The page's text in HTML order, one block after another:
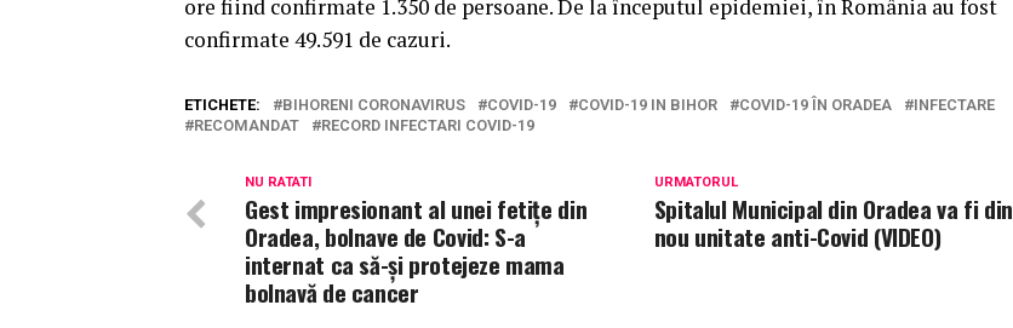
ore fiind confirmate 1.350 de persoane. De la începutul epidemiei, în România au fost
confirmate 49.591 de cazuri.
ETICHETE: BIHORENI CORONAVIRUS COVID-19 COVID-19 IN BIHOR COVID-19 ÎN ORADEA
INFECTARE
RECOMANDAT
RECORD INFECTARI COVID-19
URMATORUL
Spitalul Municipal din Oradea va fi din
nou unitate anti-Covid (VIDEO)
NU RATATI
Gest impresionant al unei fetițe din
Oradea, bolnave de Covid: S-a
internat ca să-și protejeze mama
bolnavă de cancer